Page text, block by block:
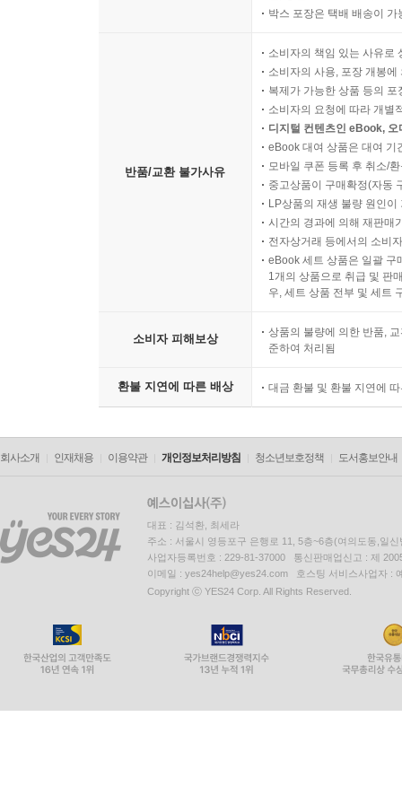
박스 포장은 택배 배송이
반품/교환 불가사유
소비자의 책임 있는 사유로
소비자의 사용, 포장 개봉
복제가 가능한 상품 등의
소비자의 요청에 따라 개별
디지털 컨텐츠인 eBook,
eBook 대여 상품은 대여 기
모바일 쿠폰 등록 후 취소/
중고상품이 구매확정(자동
LP상품의 재생 불량 원인
시간의 경과에 의해 재판매
전자상거래 등에서의 소비
eBook 세트 상품은 일괄 구
1개의 상품으로 취급 및 판
우, 세트 상품 전부 및 세트
소비자 피해보상
상품의 불량에 의한 반품,
준하여 처리됨
환불 지연에 따른 배상 대금 환불 및 환불 지연에
회사소개 인재채용 이용약관 개인정보처리방침 청소년보호정책 도서홍보안내
대표 : 김석환, 최세라
주소 : 서울시 영등포구 은행로 11, 5층~6층(여의도동,일신
사업자등록번호 : 229-81-37000 통신판매업신고 : 제
이메일 : yes24help@yes24.com 호스팅 서비스사업자 :
Copyright ⓒ YES24 Corp. All Rights Reserved.